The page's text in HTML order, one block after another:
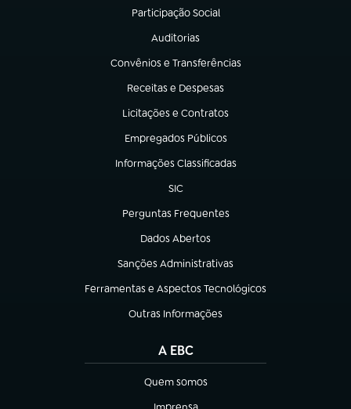
Participação Social
(abre em nova aba)
Auditorias
(abre em nova aba)
Convênios e Transferências
(abre em nova aba)
Receitas e Despesas
(abre em nova aba)
Licitações e Contratos
(abre em nova aba)
Empregados Públicos
(abre em nova aba)
Informações Classificadas
(abre em nova aba)
SIC
(abre em nova aba)
Perguntas Frequentes
(abre em nova aba)
Dados Abertos
(abre em nova aba)
Sanções Administrativas
(abre em nova aba)
Ferramentas e Aspectos Tecnológicos
(abre em nova aba)
Outras Informações
(abre em nova aba)
A EBC
Quem somos
(abre em nova aba)